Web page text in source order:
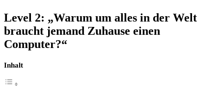
Level 2: „Warum um alles in der Welt
braucht jemand Zuhause einen
Computer?“
Inhalt